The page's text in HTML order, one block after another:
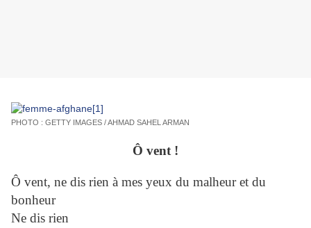
PHOTO : GETTY IMAGES / AHMAD SAHEL ARMAN
Ô vent !
Ô vent, ne dis rien à mes yeux du malheur et du
bonheur
Ne dis rien